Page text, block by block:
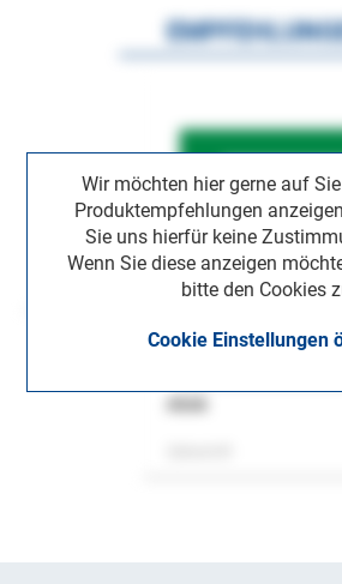
Wir möchten hier gerne auf
Produktempfehlungen
Sie uns hierfür keine
Wenn Sie diese anzeigen
bitte den Cookies
Cookie Einstellungen